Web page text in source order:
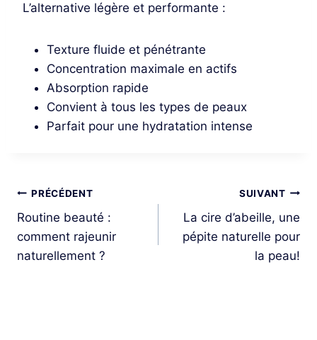
L’alternative légère et performante :
Texture fluide et pénétrante
Concentration maximale en actifs
Absorption rapide
Convient à tous les types de peaux
Parfait pour une hydratation intense
Navigation
de
l’article
PRÉCÉDENT
Routine beauté :
comment rajeunir
naturellement ?
SUIVANT
La cire d’abeille, une
pépite naturelle pour
la peau!